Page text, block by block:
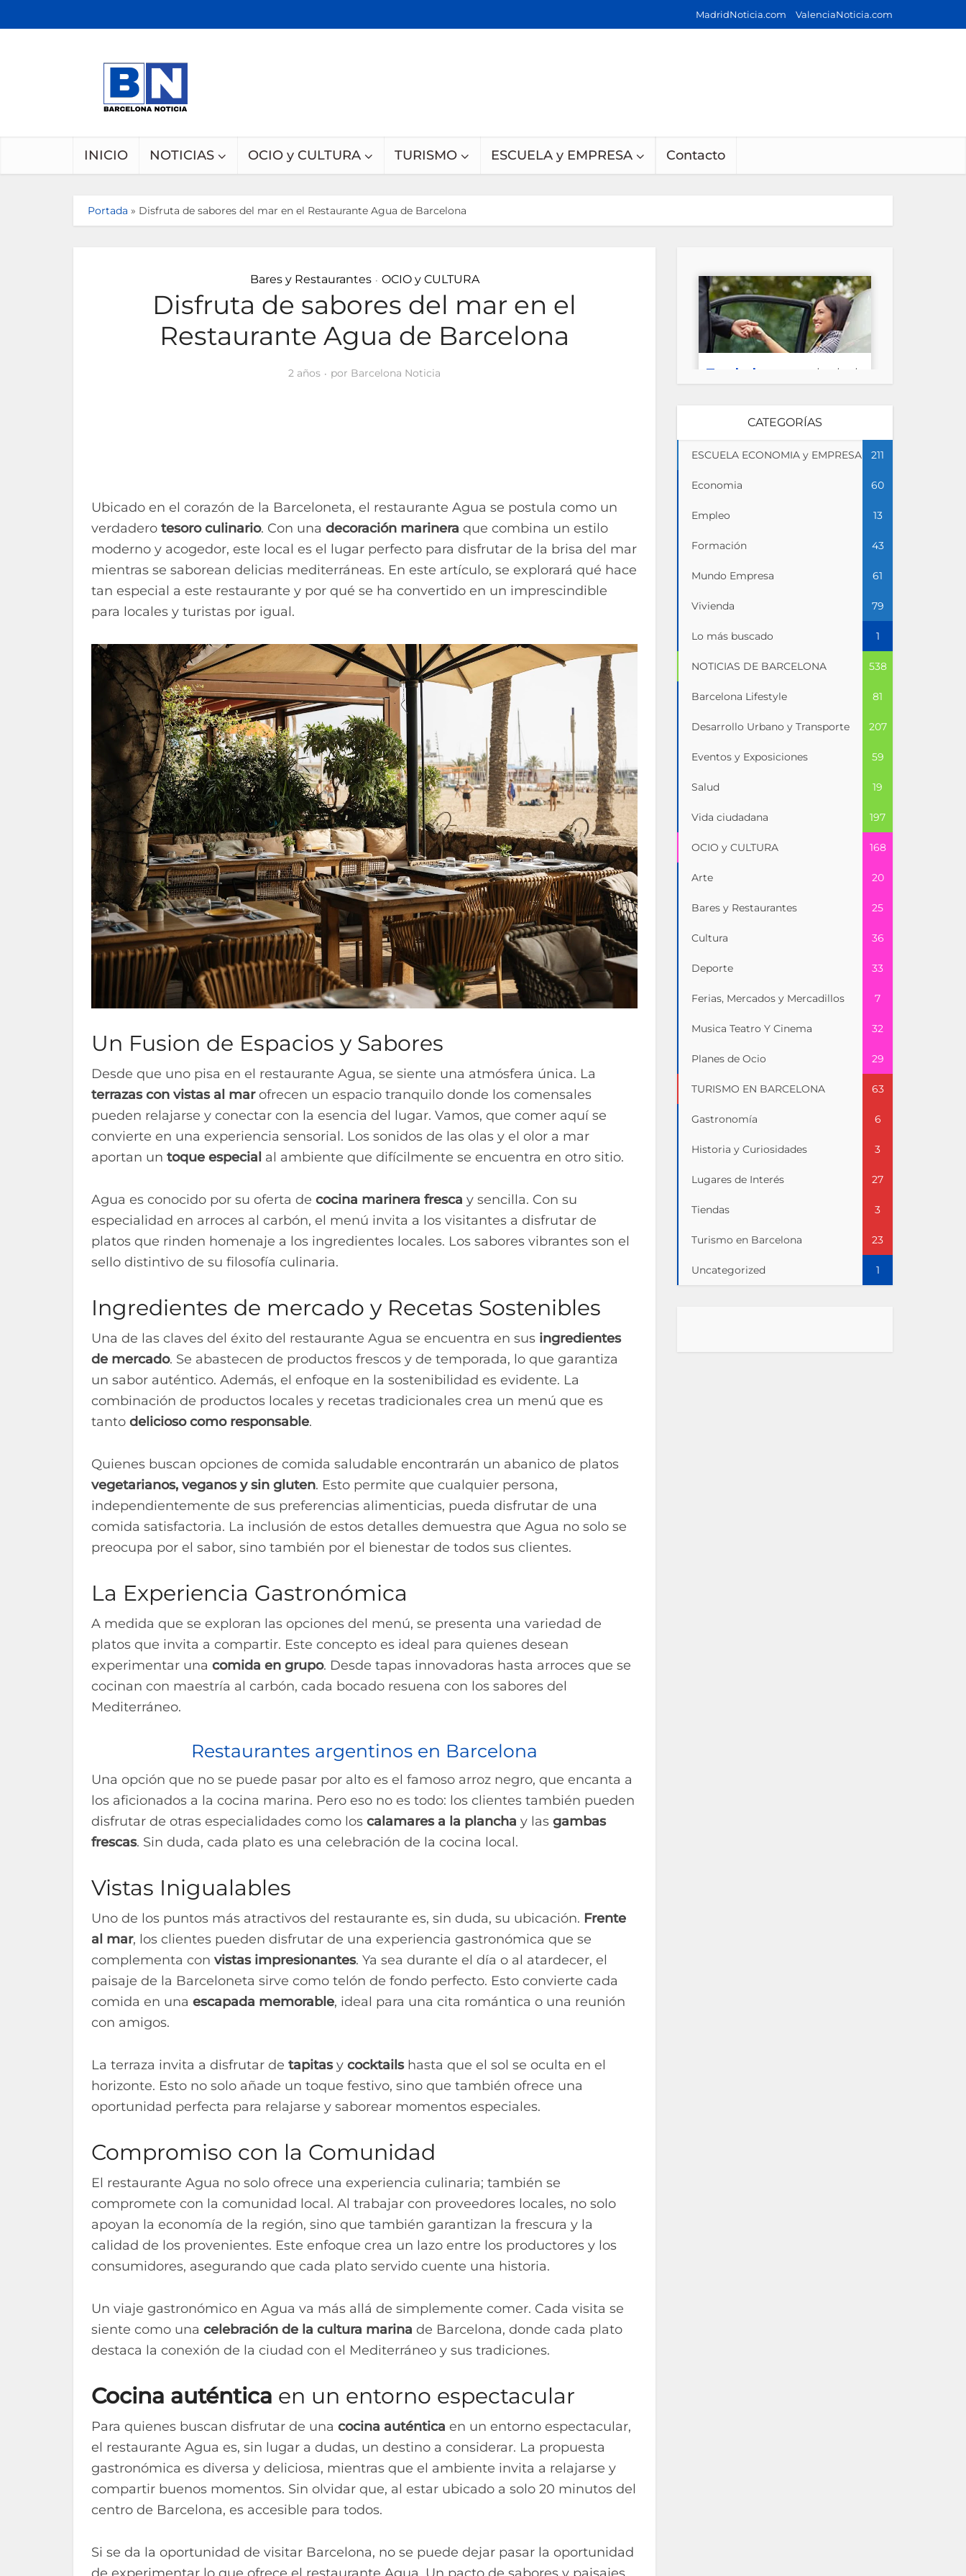
MadridNoticia.com ValenciaNoticia.com
INICIO NOTICIAS OCIO y CULTURA TURISMO ESCUELA y EMPRESA Contacto
Portada » Disfruta de sabores del mar en el Restaurante Agua de Barcelona
Bares y Restaurantes • OCIO y CULTURA
Disfruta de sabores del mar en el
Restaurante Agua de Barcelona
2 años por Barcelona Noticia
Ubicado en el corazón de la Barceloneta, el restaurante Agua se postula como un
verdadero tesoro culinario. Con una decoración marinera que combina un estilo
moderno y acogedor, este local es el lugar perfecto para disfrutar de la brisa del mar
mientras se saborean delicias mediterráneas. En este artículo, se explorará qué hace
tan especial a este restaurante y por qué se ha convertido en un imprescindible
para locales y turistas por igual.
Un Fusion de Espacios y Sabores
Desde que uno pisa en el restaurante Agua, se siente una atmósfera única. La
terrazas con vistas al marofrecen un espacio tranquilo donde los comensales
pueden relajarse y conectar con la esencia del lugar. Vamos, que comer aquí se
convierte en una experiencia sensorial. Los sonidos de las olas y el olor a mar
aportan un toque especial al ambiente que difícilmente se encuentra en otro sitio.
Agua es conocido por su oferta de cocina marinera fresca y sencilla. Con su
especialidad en arroces al carbón, el menú invita a los visitantes a disfrutar de
platos que rinden homenaje a los ingredientes locales. Los sabores vibrantes son el
sello distintivo de su filosofía culinaria.
Ingredientes de mercado y Recetas Sostenibles
Una de las claves del éxito del restaurante Agua se encuentra en sus ingredientes
de mercado. Se abastecen de productos frescos y de temporada, lo que garantiza
un sabor auténtico. Además, el enfoque en la sostenibilidad es evidente. La
combinación de productos locales y recetas tradicionales crea un menú que es
tanto delicioso como responsable.
Quienes buscan opciones de comida saludable encontrarán un abanico de platos
vegetarianos, veganos y sin gluten. Esto permite que cualquier persona,
independientemente de sus preferencias alimenticias, pueda disfrutar de una
comida satisfactoria. La inclusión de estos detalles demuestra que Agua no solo se
preocupa por el sabor, sino también por el bienestar de todos sus clientes.
La Experiencia Gastronómica
A medida que se exploran las opciones del menú, se presenta una variedad de
platos que invita a compartir. Este concepto es ideal para quienes desean
experimentar una comida en grupo. Desde tapas innovadoras hasta arroces que se
cocinan con maestría al carbón, cada bocado resuena con los sabores del
Mediterráneo.
Restaurantes argentinos en Barcelona
Una opción que no se puede pasar por alto es el famoso arroz negro, que encanta a
los aficionados a la cocina marina. Pero eso no es todo: los clientes también pueden
disfrutar de otras especialidades como los calamares a la plancha y las gambas
frescas. Sin duda, cada plato es una celebración de la cocina local.
Vistas Inigualables
Uno de los puntos más atractivos del restaurante es, sin duda, su ubicación. Frente
al mar, los clientes pueden disfrutar de una experiencia gastronómica que se
complementa con vistas impresionantes. Ya sea durante el día o al atardecer, el
paisaje de la Barceloneta sirve como telón de fondo perfecto. Esto convierte cada
comida en una escapada memorable, ideal para una cita romántica o una reunión
con amigos.
La terraza invita a disfrutar de tapitasy cocktailshasta que el sol se oculta en el
horizonte. Esto no solo añade un toque festivo, sino que también ofrece una
oportunidad perfecta para relajarse y saborear momentos especiales.
Compromiso con la Comunidad
El restaurante Agua no solo ofrece una experiencia culinaria; también se
compromete con la comunidad local. Al trabajar con proveedores locales, no solo
apoyan la economía de la región, sino que también garantizan la frescura y la
calidad de los provenientes. Este enfoque crea un lazo entre los productores y los
consumidores, asegurando que cada plato servido cuente una historia.
Un viaje gastronómico en Agua va más allá de simplemente comer. Cada visita se
siente como una celebración de la cultura marina de Barcelona, donde cada plato
destaca la conexión de la ciudad con el Mediterráneo y sus tradiciones.
Cocina auténtica en un entorno espectacular
Para quienes buscan disfrutar de una cocina auténtica en un entorno espectacular,
el restaurante Agua es, sin lugar a dudas, un destino a considerar. La propuesta
gastronómica es diversa y deliciosa, mientras que el ambiente invita a relajarse y
compartir buenos momentos. Sin olvidar que, al estar ubicado a solo 20 minutos del
centro de Barcelona, es accesible para todos.
Si se da la oportunidad de visitar Barcelona, no se puede dejar pasar la oportunidad
CATEGORÍAS
ESCUELA ECONOMIA y EMPRESA 211
Economia 60
Empleo 13
Formación 43
Mundo Empresa 61
Vivienda 79
Lo más buscado 1
NOTICIAS DE BARCELONA 538
Barcelona Lifestyle 81
Desarrollo Urbano y Transporte 207
Eventos y Exposiciones 59
Salud 19
Vida ciudadana 197
OCIO y CULTURA 168
Arte 20
Bares y Restaurantes 25
Cultura 36
Deporte 33
Ferias, Mercados y Mercadillos 7
Musica Teatro Y Cinema 32
Planes de Ocio 29
TURISMO EN BARCELONA 63
Gastronomía 6
Historia y Curiosidades 3
Lugares de Interés 27
Tiendas 3
Turismo en Barcelona 23
Uncategorized 1